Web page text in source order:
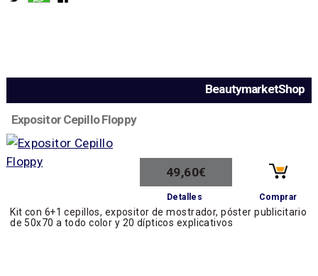
BeautymarketShop
Expositor Cepillo Floppy
49,60€
Detalles Comprar
Kit con 6+1 cepillos, expositor de mostrador, póster publicitario
de 50x70 a todo color y 20 dípticos explicativos